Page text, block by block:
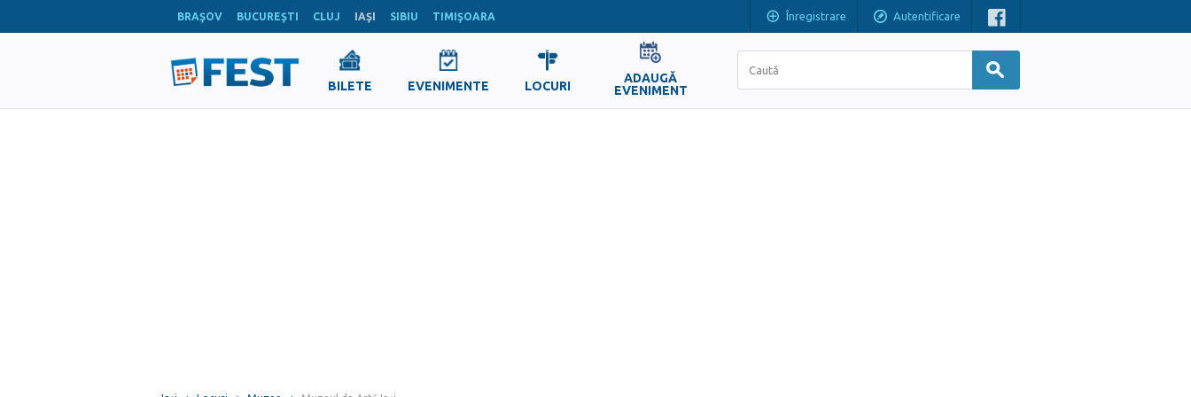
BRAŞOV BUCUREŞTI CLUJ IAŞI SIBIU TIMIŞOARA Înregistrare Autentificare
BILETE EVENIMENTE LOCURI
ADAUGĂ
EVENIMENT